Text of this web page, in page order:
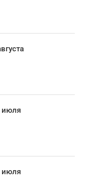
июля
июля